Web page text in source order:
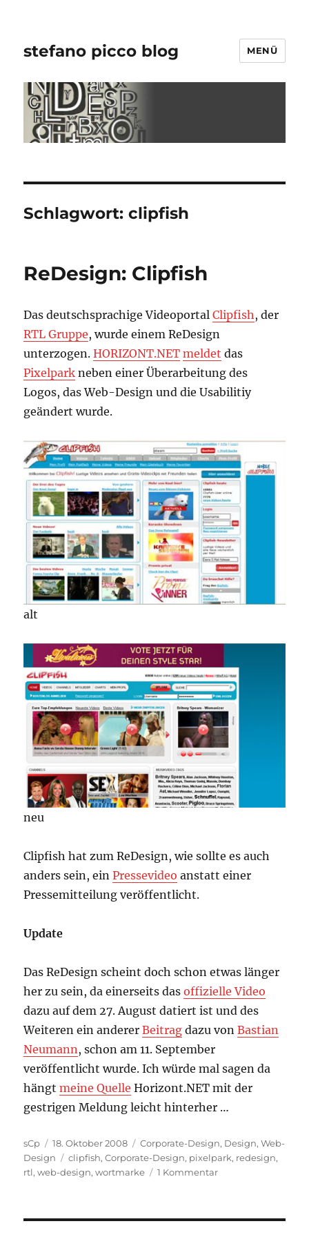
stefano picco blog MENÜ
Schlagwort:clipfish
ReDesign: Clipfish
Das deutschsprachige VideoportalClipfish, der
RTL Gruppe, wurde einem ReDesign
unterzogen.HORIZONT.NET meldet das
Pixelpark neben einer Überarbeitung des
Logos, das Web-Design und die Usabilitiy
geändert wurde.
alt
neu
Clipfish hat zum ReDesign, wie sollte es auch
anders sein, einPressevideo anstatt einer
Pressemitteilung veröffentlicht.
Update
Das ReDesign scheint doch schon etwas länger
her zu sein, da einerseits dasoffizielle Video
dazu auf dem 27. August datiert ist und des
Weiteren ein andererBeitrag dazu vonBastian
Neumann, schon am 11. September
veröffentlicht wurde. Ich würde mal sagen da
hängtmeine Quelle Horizont.NET mit der
gestrigen Meldung leicht hinterher …
Autor
sCp
Veröffentlicht
am
18. Oktober 2008 Kategorien
Corporate-Design, Design,Web-
Design
Schlagwörter
clipfish,Corporate-Design, pixelpark, redesign,
rtl,web-design,wortmarke 1 Kommentarzu